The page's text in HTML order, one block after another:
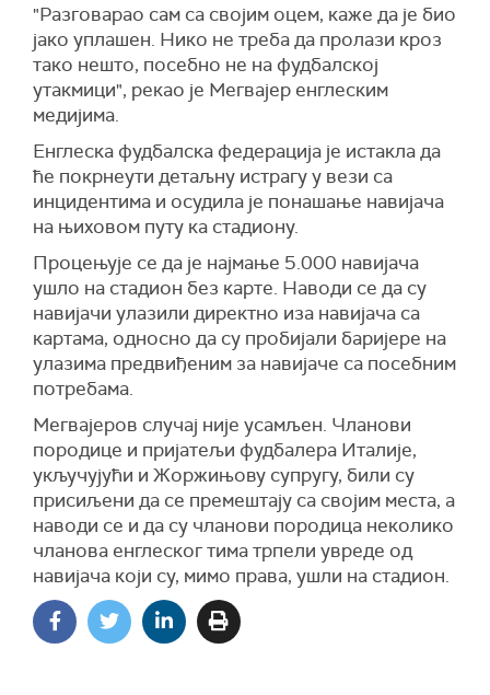
"Разговарао сам са својим оцем, каже да је био
јако уплашен. Нико не треба да пролази кроз
тако нешто, посебно не на фудбалској
утакмици", рекао је Мегвајер енглеским
медијима.
Енглеска фудбалска федерација је истакла да
ће покрнеути детаљну истрагу у вези са
инцидентима и осудила је понашање навијача
на њиховом путу ка стадиону.
Процењује се да је најмање 5.000 навијача
ушло на стадион без карте. Наводи се да су
навијачи улазили директно иза навијача са
картама, односно да су пробијали баријере на
улазима предвиђеним за навијаче са посебним
потребама.
Мегвајеров случај није усамљен. Чланови
породице и пријатељи фудбалера Италије,
укључујући и Жоржињову супругу, били су
присиљени да се премештају са својим места, а
наводи се и да су чланови породица неколико
чланова енглеског тима трпели увреде од
навијача који су, мимо права, ушли на стадион.